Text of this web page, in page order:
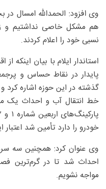
وی افزود: الحمدالله امسال
هم مشکل خاصی نداشتیم و
نسبی خود را اعلام کردند.
استاندار ایلام با بیان اینکه
پایدار در نقاط حساس و
خط انتقال آب و احداث یک
خودرو را دارد تأمین شد اعتبار این پروژه ۳۶
وی عنوان کرد: همچنین سه
احداث شد تا در گرم‌ترین
مواجه نشویم.